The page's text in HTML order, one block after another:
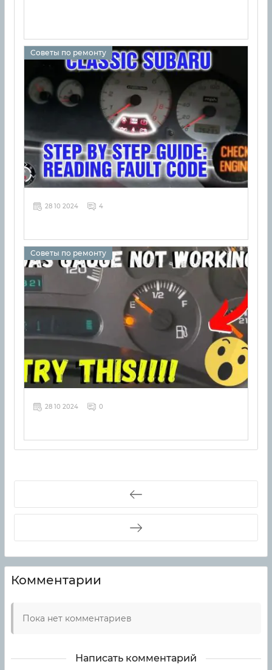
Советы по ремонту
28 10 2024 4
Советы по ремонту
28 10 2024 0
Комментарии
Пока нет комментариев
Написать комментарий